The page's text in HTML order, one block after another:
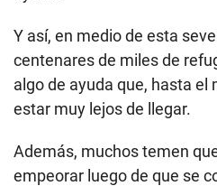
Y así, en medio de esta
centenares de miles de
algo de ayuda que, hasta el
estar muy lejos de llegar.
Además, muchos temen
empeorar luego de que se